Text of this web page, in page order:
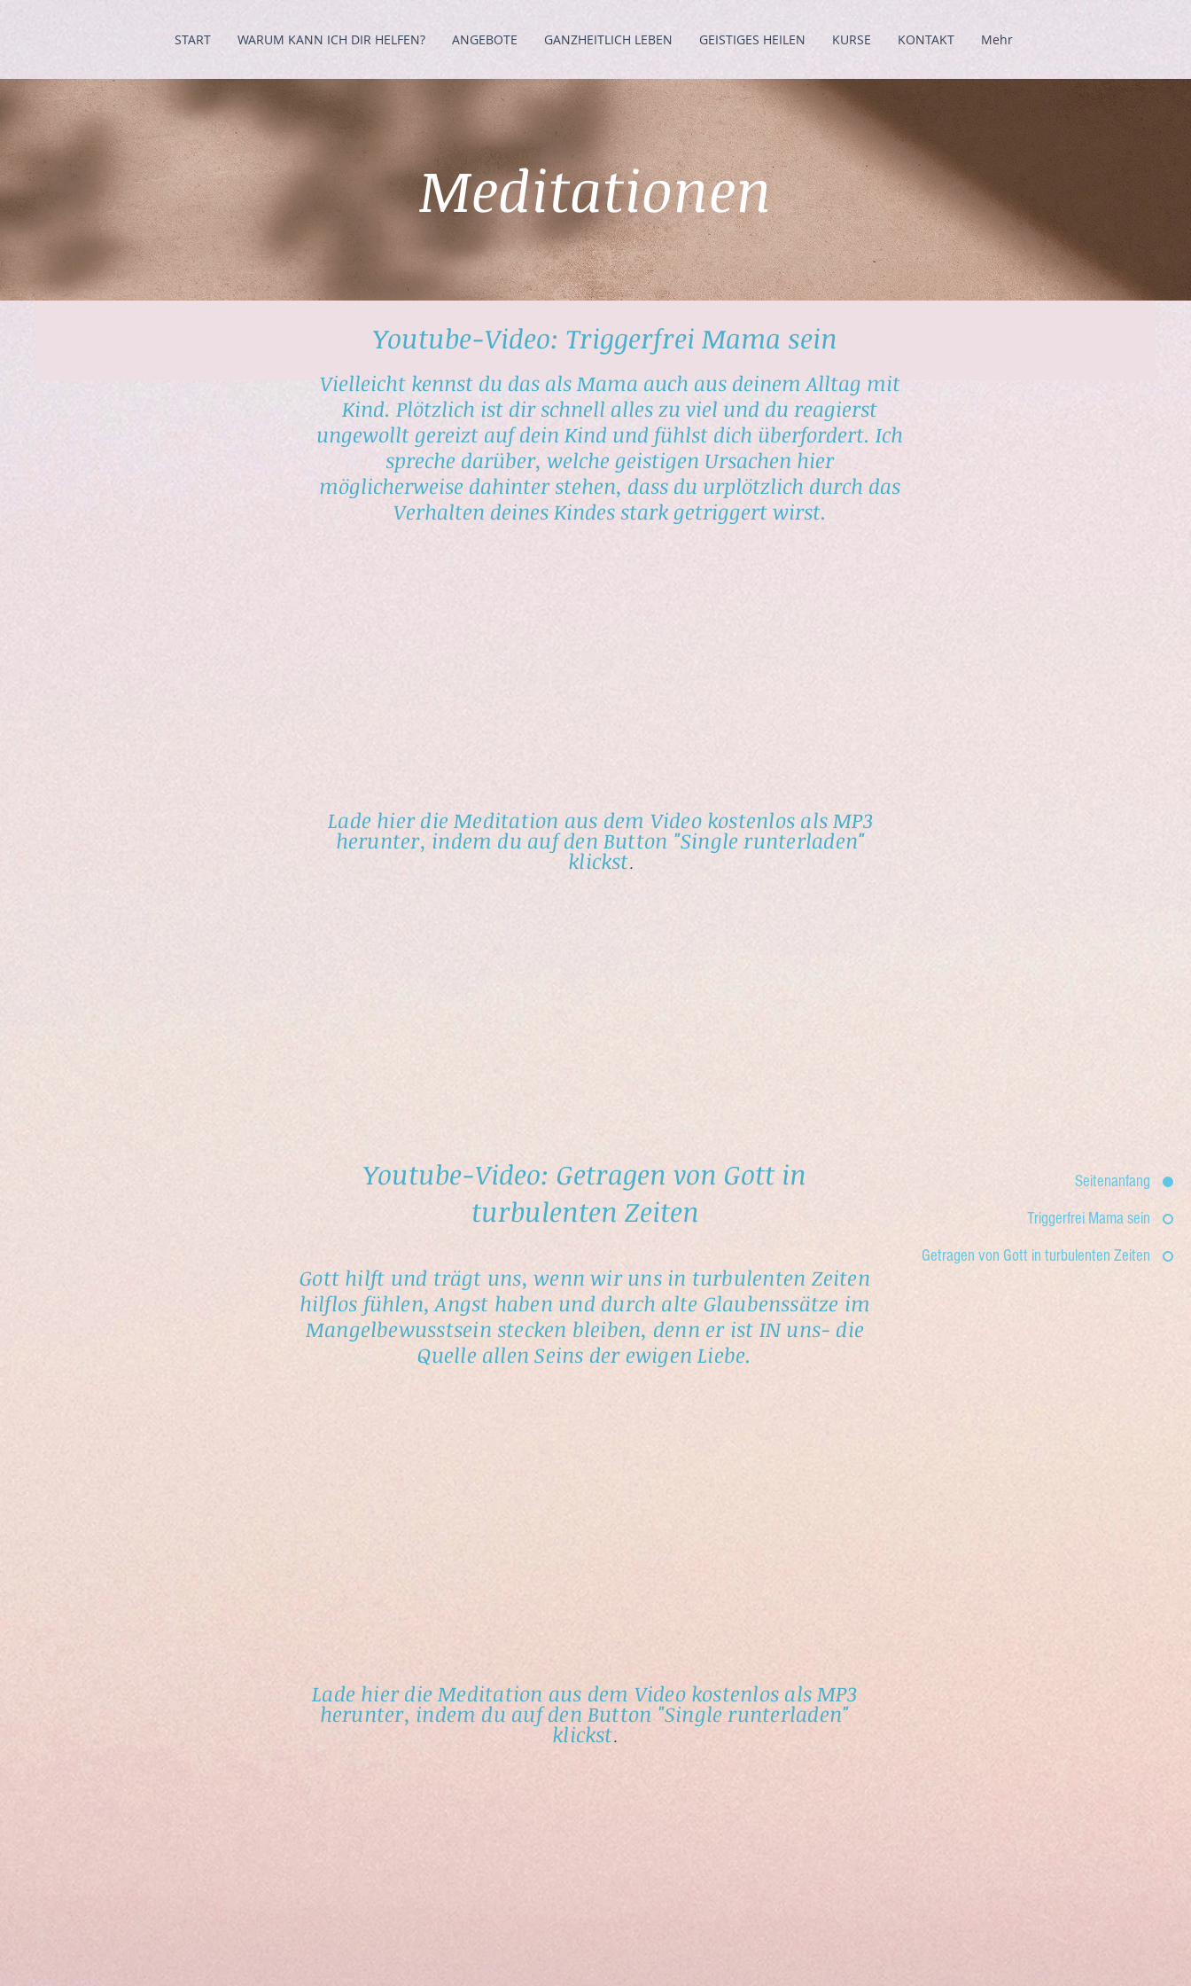
START WARUM KANN ICH DIR HELFEN? ANGEBOTE GANZHEITLICH LEBEN GEISTIGES HEILEN KURSE KONTAKT Mehr
Seitenanfang
Triggerfrei Mama sein
Getragen von Gott in turbulenten Zeiten
Leistungen
Mein
Schwangerschaftstagebuch
Youtube-Video: Triggerfrei Mama sein
Meditationen
Vielleicht kennst du das als Mama auch aus deinem Alltag mit
Kind. Plötzlich ist dir schnell alles zu viel und du reagierst
ungewollt gereizt auf dein Kind und fühlst dich überfordert. Ich
spreche darüber, welche geistigen Ursachen hier
möglicherweise dahinter stehen, dass du urplötzlich durch das
Verhalten deines Kindes stark getriggert wirst.
Lade hier die Meditation aus dem Video kostenlos als MP3
herunter, indem du auf den Button "Single runterladen"
klickst.
Youtube-Video: Getragen von Gott in
turbulenten Zeiten
Gott hilft und trägt uns, wenn wir uns in turbulenten Zeiten
hilflos fühlen, Angst haben und durch alte Glaubenssätze im
Mangelbewusstsein stecken bleiben, denn er ist IN uns- die
Quelle allen Seins der ewigen Liebe.
Lade hier die Meditation aus dem Video kostenlos als MP3
herunter, indem du auf den Button "Single runterladen"
klickst.